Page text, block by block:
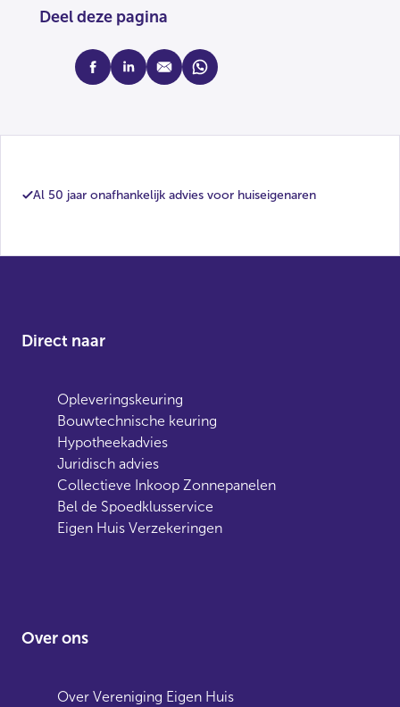
Deel deze pagina
facebooklinkedinmail whatsapp
Al 50 jaar onafhankelijk advies voor huiseigenaren
Direct naar
Opleveringskeuring
Bouwtechnische keuring
Hypotheekadvies
Juridisch advies
Collectieve Inkoop Zonnepanelen
Bel de Spoedklusservice
Eigen Huis Verzekeringen
Over ons
Over Vereniging Eigen Huis